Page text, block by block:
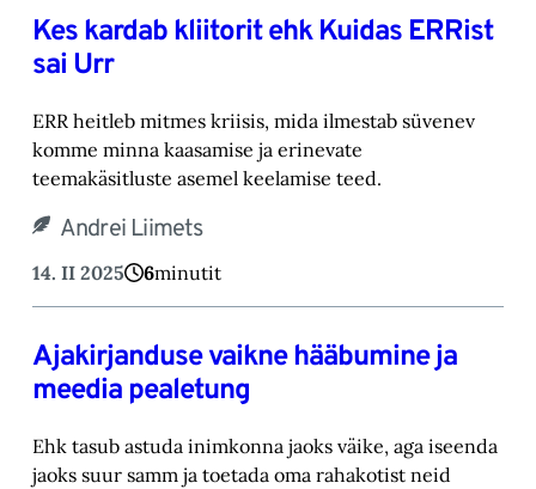
Kes kardab kliitorit ehk Kuidas ERRist
sai Urr
ERR heitleb mitmes kriisis, mida ilmestab süvenev
komme minna kaasamise ja erinevate
teemakäsitluste asemel keelamise teed.
Andrei Liimets
14. II 2025 6minutit
Ajakirjanduse vaikne hääbumine ja
meedia pealetung
Ehk tasub astuda inimkonna jaoks väike, aga iseenda
jaoks suur samm ja toetada oma rahakotist neid